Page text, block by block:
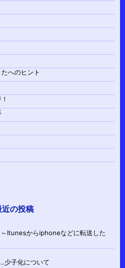
へのヒント
近の投稿
Itunesからiphoneなどに転送した
少子化について